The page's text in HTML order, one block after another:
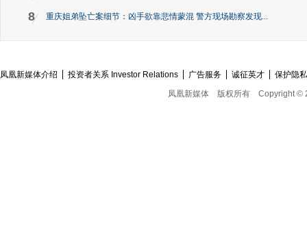
8 重庆姐弟坠亡案细节：凶手欲靠悲情蒙混 警方现场勘察发现...
凤凰新媒体介绍 投资者关系 Investor Relations 广告服务 诚征英才
保护隐
凤凰新媒体
版权所有 Copyright ©